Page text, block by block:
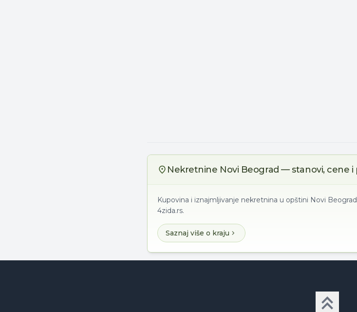
Nekretnine Novi Beograd — stanovi, cene i
Kupovina i iznajmljivanje nekretnina u opštini Novi
4zida.rs.
Saznaj više o kraju